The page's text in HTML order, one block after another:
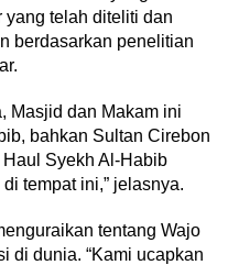
yang telah diteliti dan
berdasarkan penelitian
Masjid dan Makam ini
bahkan Sultan Cirebon
Syekh Al-Habib
tempat ini,” jelasnya.
tentang Wajo
di dunia. “Kami ucapkan